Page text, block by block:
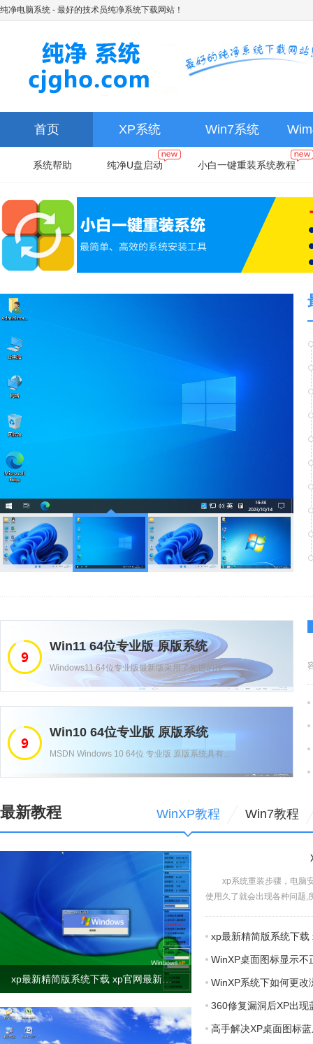
纯净电脑系统 - 最好的技术员纯净系统下载网站！
首页 XP系统 Win7系统
系统帮助 纯净U盘启动 小白一键重装系统教程
Win11 64位专业版 原版系统
Windows11 64位专业版最新版采用了先进的技...
Win10 64位专业版 原版系统
MSDN Windows 10 64位 专业版 原版系统具有...
最新教程 WinXP教程 Win7教程
xp最新精简版系统下载 xp官网最新版合集下载
xp系统重装步骤，电脑
使用久了就会出现各种问题,
xp最新精简版系统下
WinXP桌面图标显示
WinXP系统下如何更改
360修复漏洞后XP出现
高手解决XP桌面图标